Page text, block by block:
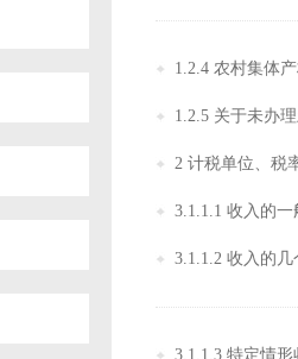
1.2.4 农村集体
1.2.5 关于未办
2 计税单位、税
3.1.1.1 收入的一
3.1.1.2 收入的几
3.1.1.3 特定情